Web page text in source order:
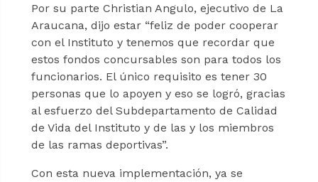
Por su parte Christian Angulo, ejecutivo de La
Araucana, dijo estar “feliz de poder cooperar
con el Instituto y tenemos que recordar que
estos fondos concursables son para todos los
funcionarios. El único requisito es tener 30
personas que lo apoyen y eso se logró, gracias
al esfuerzo del Subdepartamento de Calidad
de Vida del Instituto y de las y los miembros
de las ramas deportivas”.
Con esta nueva implementación, ya se